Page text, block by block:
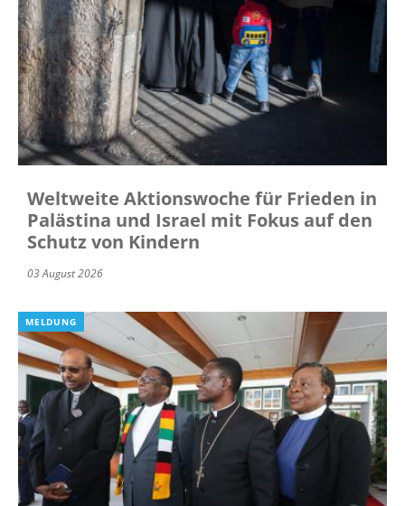
Weltweite Aktionswoche für Frieden in
Palästina und Israel mit Fokus auf den
Schutz von Kindern
03 August 2026
MELDUNG